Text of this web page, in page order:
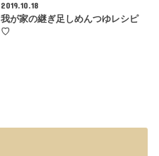
2019.10.18
我が家の継ぎ足しめんつゆレシピ
♡